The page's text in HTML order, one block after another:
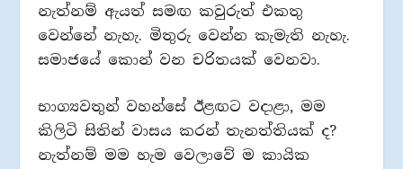
නැත්නම් ඇයත් සමඟ කවුරුත් එකතු
වෙන්නේ නැහැ. මිතුරු වෙන්න කැමැති නැහැ.
සමාජයේ කොන් වන චරිතයක් වෙනවා.
භාග්‍යවතුන් වහන්සේ ඊළඟට වදාළා, මම
කිලිටි සිතින් වාසය කරන් තැනත්තියක් ද?
නැත්නම් මම හැම වෙලාවේ ම කායික